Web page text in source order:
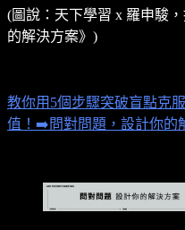
(圖說：天下學習 x 羅申駿
的解決方案》)
教你用5個步驟突破盲點克
值！➡️問對問題，設計你的